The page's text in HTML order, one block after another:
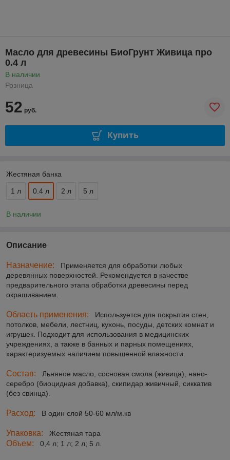
Масло для древесины БиоГрунт Живица про
0.4 л
В наличии
Розница
52 руб.
Купить
Жестяная банка
1 л 0.4 л 2 л 5 л
В наличии
Описание
Назначение:
Применяется для обработки любых
деревянных поверхностей. Рекомендуется в качестве
предварительного этапа обработки древесины перед
окрашиванием.
Область применения:
Используется для покрытия стен,
потолков, мебели, лестниц, кухонь, посуды, детских комнат и
игрушек. Подходит для использования в медицинских
учреждениях, а также в банных и парных помещениях,
характеризуемых наличием повышенной влажности.
Состав: Льняное масло, сосновая смола (живица), нано-
серебро (биоцидная добавка), скипидар живичный, сиккатив
(без свинца).
Расход: В один слой 50-60 мл/м.кв
Упаковка: Жестяная тара
Объем: 0,4 л; 1 л; 2 л; 5 л.